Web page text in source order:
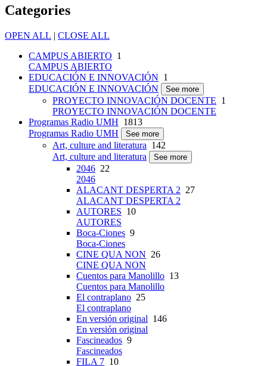
Categories
OPEN ALL | CLOSE ALL
CAMPUS ABIERTO 1
CAMPUS ABIERTO
EDUCACIÓN E INNOVACIÓN 1
EDUCACIÓN E INNOVACIÓN
See more
PROYECTO INNOVACIÓN DOCENTE 1
PROYECTO INNOVACIÓN DOCENTE
Programas Radio UMH 1813
Programas Radio UMH
See more
Art, culture and literatura 142
Art, culture and literatura
See more
2046 22
2046
ALACANT DESPERTA 2 27
ALACANT DESPERTA 2
AUTORES 10
AUTORES
Boca-Ciones 9
Boca-Ciones
CINE QUA NON 26
CINE QUA NON
Cuentos para Manolillo 13
Cuentos para Manolillo
El contraplano 25
El contraplano
En versión original 146
En versión original
Fascineados 9
Fascineados
FILA 7 10